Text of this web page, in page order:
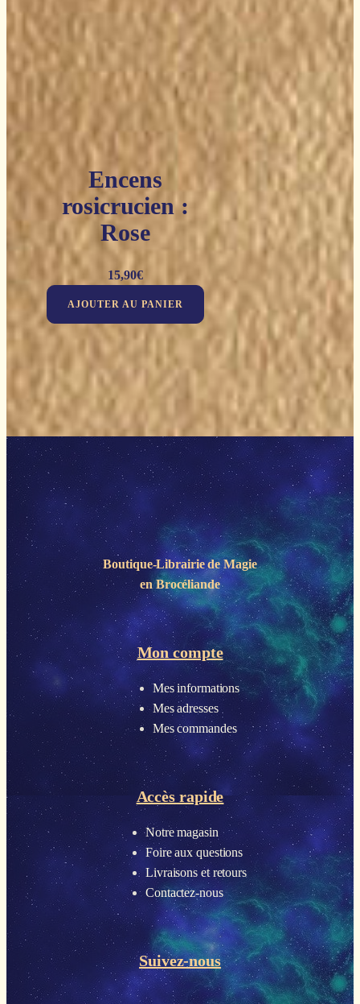
Encens
rosicrucien :
Rose
15,90€
AJOUTER AU PANIER
Boutique-Librairie deMagie
en Brocéliande
Mon compte
Mes informations
Mes adresses
Mes commandes
Accès rapide
Notre magasin
Foire aux questions
Livraisons et retours
Contactez-nous
Suivez-nous